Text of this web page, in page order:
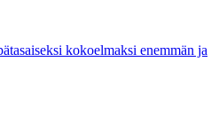
kokoelmaksi enemmän ja